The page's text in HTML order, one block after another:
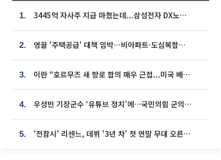
1. 3445억 자사주 지급 마쳤는데...삼성전자 DX노조, 뒤늦은 '떼쓰기 집회'
2. 영끌 '주택공급' 대책 임박⋯비아파트·도심복합까지 총동원
3. 이란 “호르무즈 새 항로 합의 매우 근접...미국 배상 먼저”
4. 우성빈 기장군수 ‘유튜브 정치’에…국민의힘 군의원들 집단 반발
5. '전참시' 리센느, 데뷔 '3년 차' 첫 연말 무대 오른다⋯"그동안 섭외 안 와"